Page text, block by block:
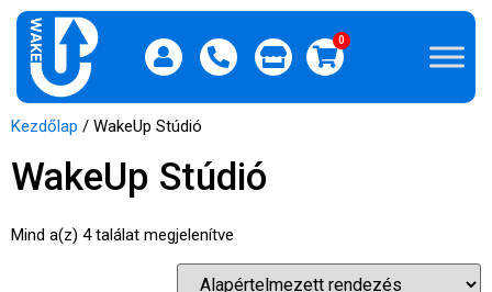
0
Kezdőlap / WakeUp Stúdió
WakeUp Stúdió
Mind a(z) 4 találat megjelenítve